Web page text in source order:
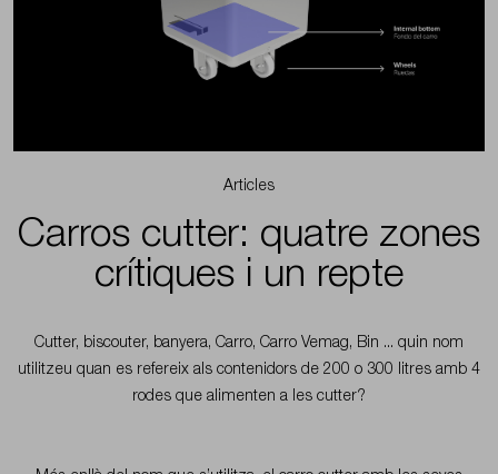
newsletter
Blog - Washingland
Articles
Carros cutter: quatre zones
crítiques i un repte
Cutter, biscouter, banyera, Carro, Carro Vemag, Bin ... quin nom
utilitzeu quan es refereix als contenidors de 200 o 300 litres amb 4
rodes que alimenten a les cutter?